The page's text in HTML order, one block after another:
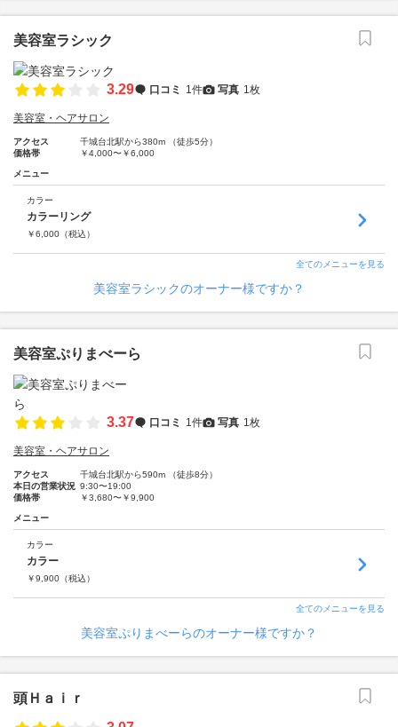
美容室ラシック
3.29 口コミ 1件 写真 1枚
美容室・ヘアサロン
アクセス
千城台北駅から380m （徒歩5分）
価格帯
￥4,000〜￥6,000
メニュー
カラー
カラーリング
￥6,000 （税込）
全てのメニューを見る
美容室ラシックのオーナー様ですか？
美容室ぷりまべーら
3.37 口コミ 1件 写真 1枚
美容室・ヘアサロン
アクセス
千城台北駅から590m （徒歩8分）
本日の営業状況 9:30〜19:00
価格帯
￥3,680〜￥9,900
メニュー
カラー
カラー
￥9,900 （税込）
全てのメニューを見る
美容室ぷりまべーらのオーナー様ですか？
頭Ｈａｉｒ